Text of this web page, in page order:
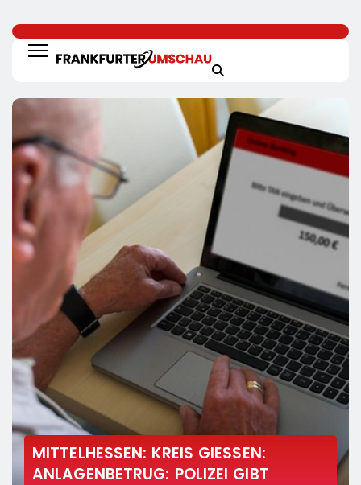
MITTELHESSEN: KREIS GIESSEN:
ANLAGENBETRUG: POLIZEI GIBT